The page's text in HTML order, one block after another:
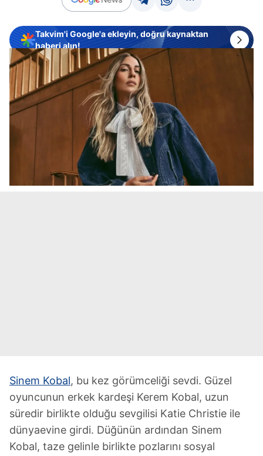
Takvim'i Google'a ekleyin, doğru kaynaktan
haberi alın!
Sinem Kobal, bu kez görümceliği sevdi. Güzel
oyuncunun erkek kardeşi Kerem Kobal, uzun
süredir birlikte olduğu sevgilisi Katie Christie ile
dünyaevine girdi. Düğünün ardından Sinem
Kobal, taze gelinle birlikte pozlarını sosyal